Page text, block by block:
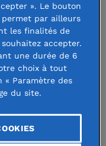
pour
une famille modeste
». Le bouton
permet par ailleurs
les finalités de
accepter.
une durée de 6
choix à tout
Paramètre des
du site.